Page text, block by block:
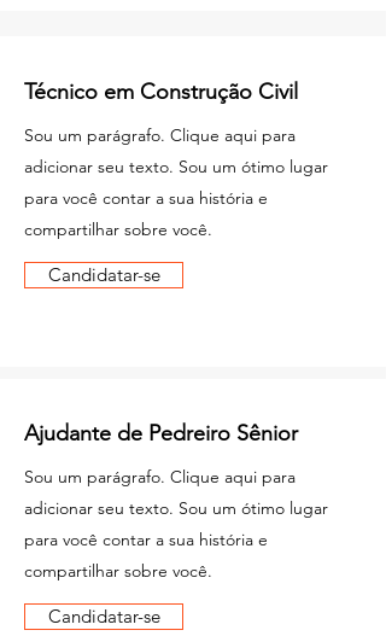
Técnico em Construção Civil
Sou um parágrafo. Clique aqui para
adicionar seu texto. Sou um ótimo lugar
para você contar a sua história e
compartilhar sobre você.
Candidatar-se
Ajudante de Pedreiro Sênior
Sou um parágrafo. Clique aqui para
adicionar seu texto. Sou um ótimo lugar
para você contar a sua história e
compartilhar sobre você.
Candidatar-se